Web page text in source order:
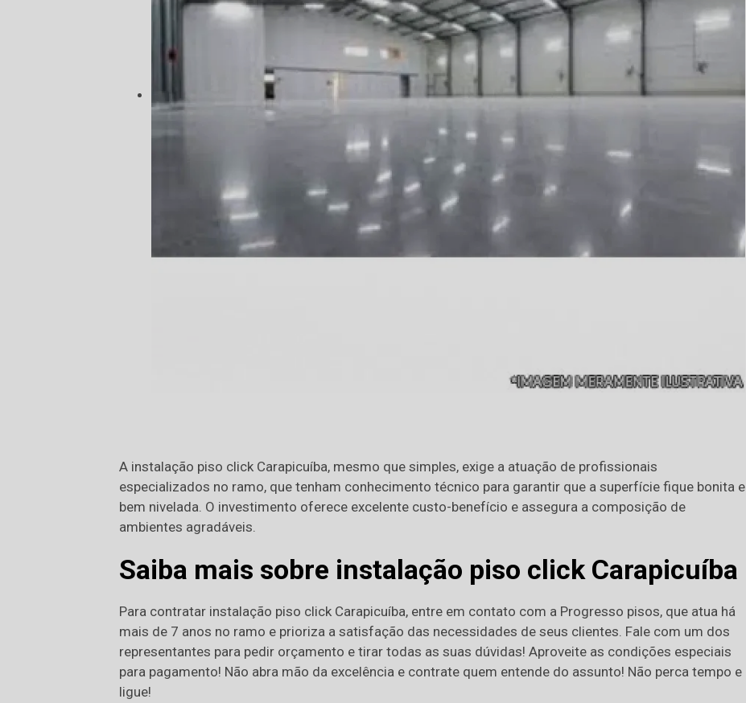
A instalação piso click Carapicuíba, mesmo que simples, exige a atuação de profissionais
especializados no ramo, que tenham conhecimento técnico para garantir que a superfície fique bonita e
bem nivelada. O investimento oferece excelente custo-benefício e assegura a composição de
ambientes agradáveis.
Saiba mais sobre instalação piso click Carapicuíba
Para contratar instalação piso click Carapicuíba, entre em contato com a Progresso pisos, que atua há
mais de 7 anos no ramo e prioriza a satisfação das necessidades de seus clientes. Fale com um dos
representantes para pedir orçamento e tirar todas as suas dúvidas! Aproveite as condições especiais
para pagamento! Não abra mão da excelência e contrate quem entende do assunto! Não perca tempo e
ligue!